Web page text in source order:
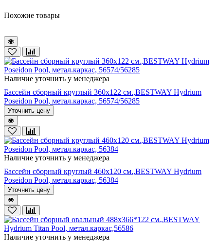
Похожие товары
Наличие уточнить у менеджера
Бассейн сборный круглый 360х122 см.,BESTWAY Hydrium
Poseidon Pool, метал.каркас, 56574/56285
Уточнить цену
Наличие уточнить у менеджера
Бассейн сборный круглый 460х120 см.,BESTWAY Hydrium
Poseidon Pool, метал.каркас, 56384
Уточнить цену
Наличие уточнить у менеджера